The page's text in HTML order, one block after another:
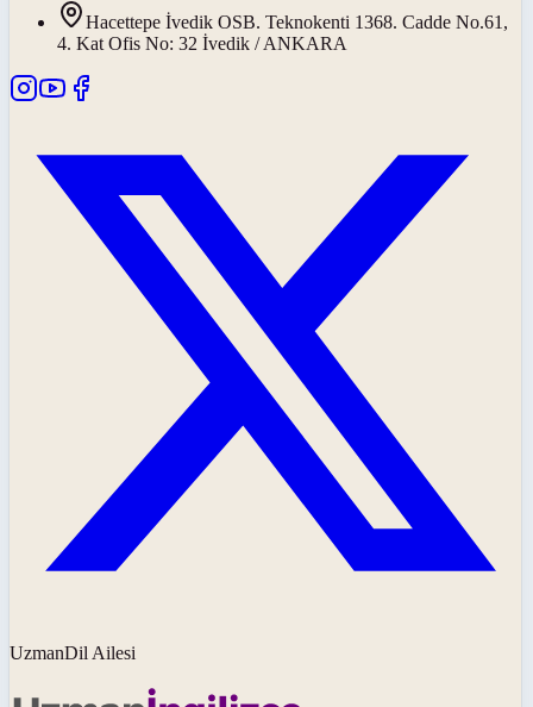
Hacettepe İvedik OSB. Teknokenti 1368. Cadde No.61,
4. Kat Ofis No: 32 İvedik / ANKARA
UzmanDil Ailesi